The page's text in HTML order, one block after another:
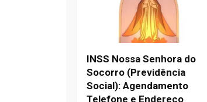
INSS Nossa Senhora do
Socorro (Previdência
Social): Agendamento
Telefone e Endereço